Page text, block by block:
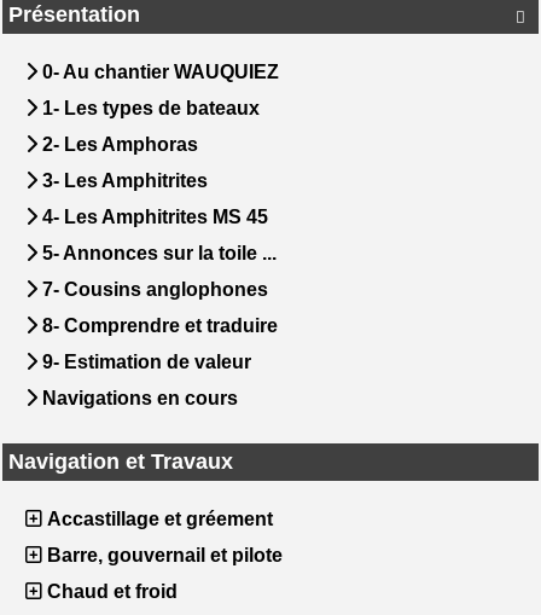

Présentation
0- Au chantier WAUQUIEZ
1- Les types de bateaux
2- Les Amphoras
3- Les Amphitrites
4- Les Amphitrites MS 45
5- Annonces sur la toile ...
7- Cousins anglophones
8- Comprendre et traduire
9- Estimation de valeur
Navigations en cours
Navigation et Travaux
Accastillage et gréement
Barre, gouvernail et pilote
Chaud et froid